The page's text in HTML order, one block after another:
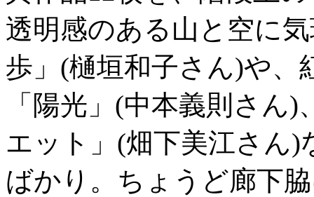
透明感のある山と空に
歩」(樋垣和子さん)や、
「陽光」(中本義則さん
エット」(畑下美江さん
ばかり。ちょうど廊下